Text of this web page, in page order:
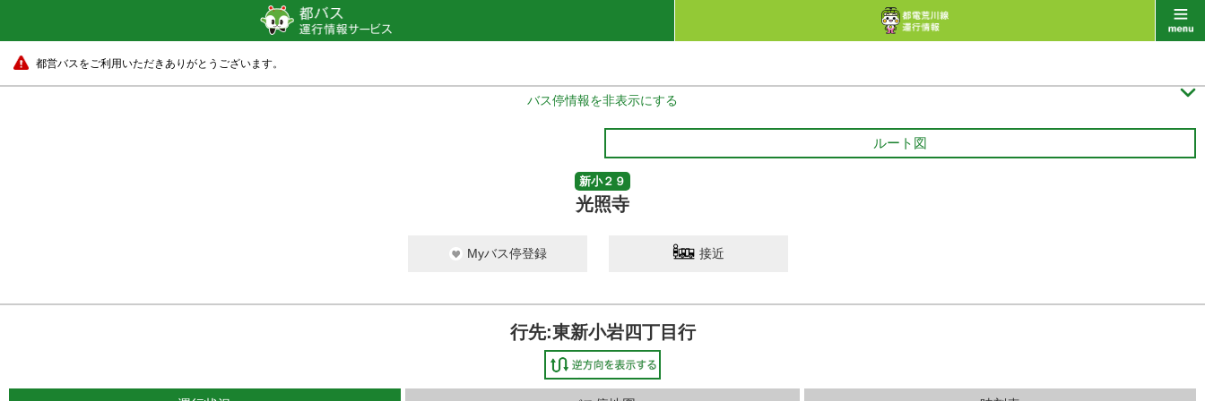
都営バスをご利用いただきありがとうございます。
バス停情報を非表示にする 
ルート図
新小２９
光照寺
Myバス停登録 接近
行先:東新小岩四丁目行